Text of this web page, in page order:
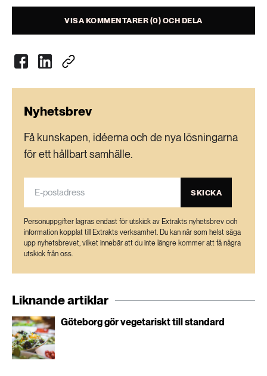
VISA KOMMENTARER (0) OCH DELA
Nyhetsbrev
Få kunskapen, idéerna och de nya lösningarna
för ett hållbart samhälle.
SKICKA
Personuppgifter lagras endast för utskick av Extrakts nyhetsbrev och
information kopplat till Extrakts verksamhet. Du kan när som helst säga
upp nyhetsbrevet, vilket innebär att du inte längre kommer att få några
utskick från oss.
Liknande artiklar
Göteborg gör vegetariskt till standard